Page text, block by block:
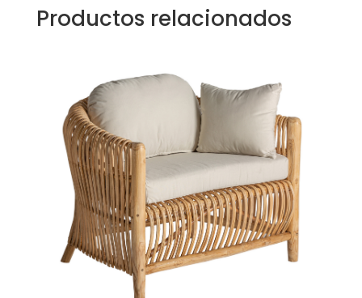
Productos relacionados